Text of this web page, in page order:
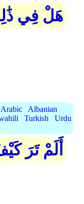
هَلْ فِي
Arabic
Albanian
Turkish
Urdu
أَلَمْ تَرَ